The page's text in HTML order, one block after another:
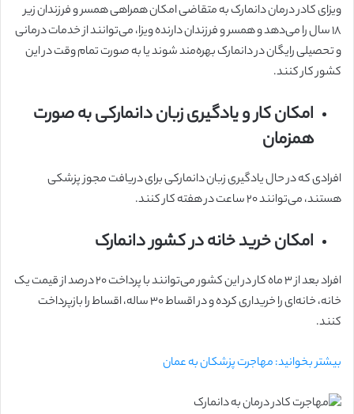
ویزای کادر درمان دانمارک به متقاضی امکان همراهی همسر و فرزندان زیر
۱۸ سال را می‌دهد و همسر و فرزندان دارنده ویزا، می‌توانند از خدمات درمانی
و تحصیلی رایگان در دانمارک بهره‌مند شوند یا به صورت تمام وقت در این
کشور کار کنند.
امکان کار و یادگیری زبان دانمارکی به صورت
همزمان
افرادی که در حال یادگیری زبان دانمارکی برای دریافت مجوز پزشکی
هستند، می‌توانند ۲۰ ساعت در هفته کار کنند.
امکان خرید خانه در کشور دانمارک
افراد بعد از ۳ ماه کار در این کشور می‌توانند با پرداخت ۲۰ درصد از قیمت یک
خانه، خانه‌ای را خریداری کرده و در اقساط ۳۰ ساله، اقساط را بازپرداخت
کنند.
بیشتر بخوانید: مهاجرت پزشکان به عمان